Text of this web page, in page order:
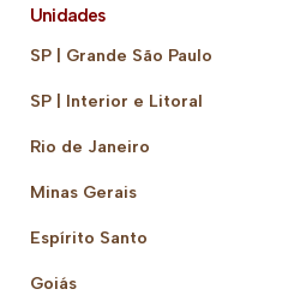
Unidades
SP | Grande São Paulo
SP | Interior e Litoral
Rio de Janeiro
Minas Gerais
Espírito Santo
Goiás